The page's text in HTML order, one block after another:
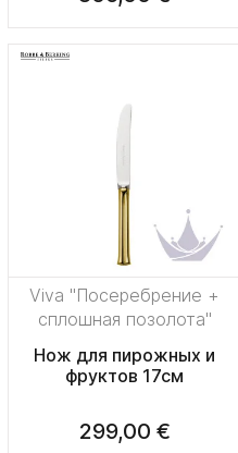
Viva "Посеребрение +
сплошная позолота"
Нож для пирожных и
фруктов 17см
299,00 €